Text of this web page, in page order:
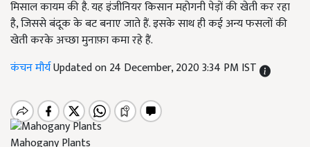
मिसाल कायम की है. यह इंजीनियर किसान महोगनी पेड़ों की खेती कर रहा
है, जिससे बंदूक के बट बनाए जाते हैं. इसके साथ ही कई अन्य फसलों की
खेती करके अच्छा मुनाफ़ा कमा रहे हैं.
कंचन मौर्यUpdated on 24 December, 2020 3:34 PM IST